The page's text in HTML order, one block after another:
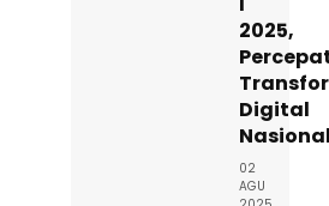
2025,
Digital
02
AGU